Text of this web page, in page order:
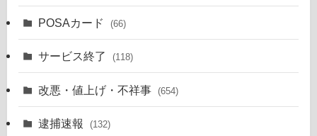
POSAカード (66)
サービス終了 (118)
改悪・値上げ・不祥事 (654)
逮捕速報 (132)